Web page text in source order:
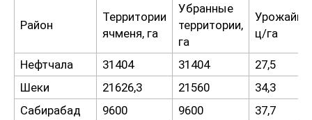
Район
Территории
ячменя, га
Убранные
территории,
га
ц/га
Нефтчала 31404 31404
27,5
Шеки
21626,3 21560
34,3
Сабирабад
9600 9600
37,7